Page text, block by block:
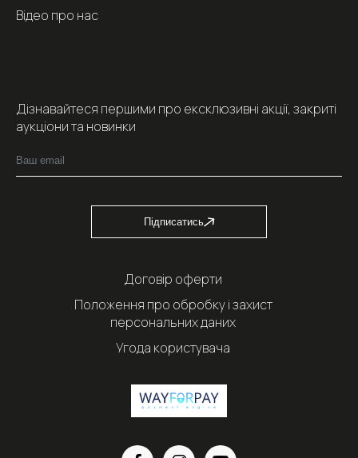
Відео про нас
Дізнавайтеся першими про ексклюзивні акції, закриті
аукціони та новинки
Підписатись
Договір оферти
Положення про обробку і захист
персональних даних
Угода користувача